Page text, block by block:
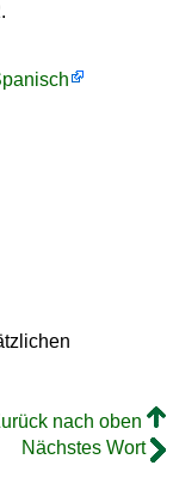
nach oben
Nächstes Wort